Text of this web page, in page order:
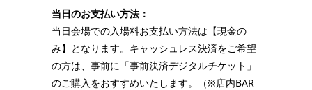
当日のお支払い方法：
当日会場での入場料お支払い方法は【現金の
み】となります。キャッシュレス決済をご希望
の方は、事前に「事前決済デジタルチケット」
のご購入をおすすめいたします。（※店内BAR